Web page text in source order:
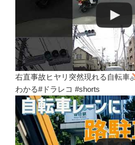
右直事故ヒヤリ突然現れる自転車
わかる#ドラレコ #shorts